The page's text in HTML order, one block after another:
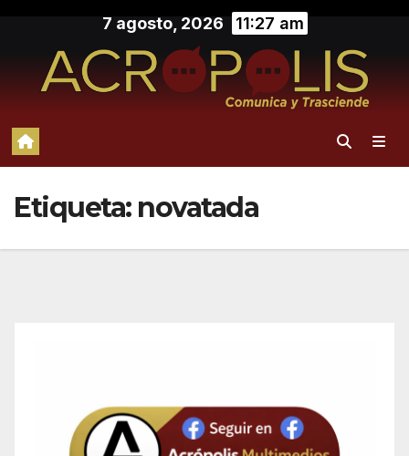
contenido
7 agosto, 2026 11:27 am
Etiqueta: novatada